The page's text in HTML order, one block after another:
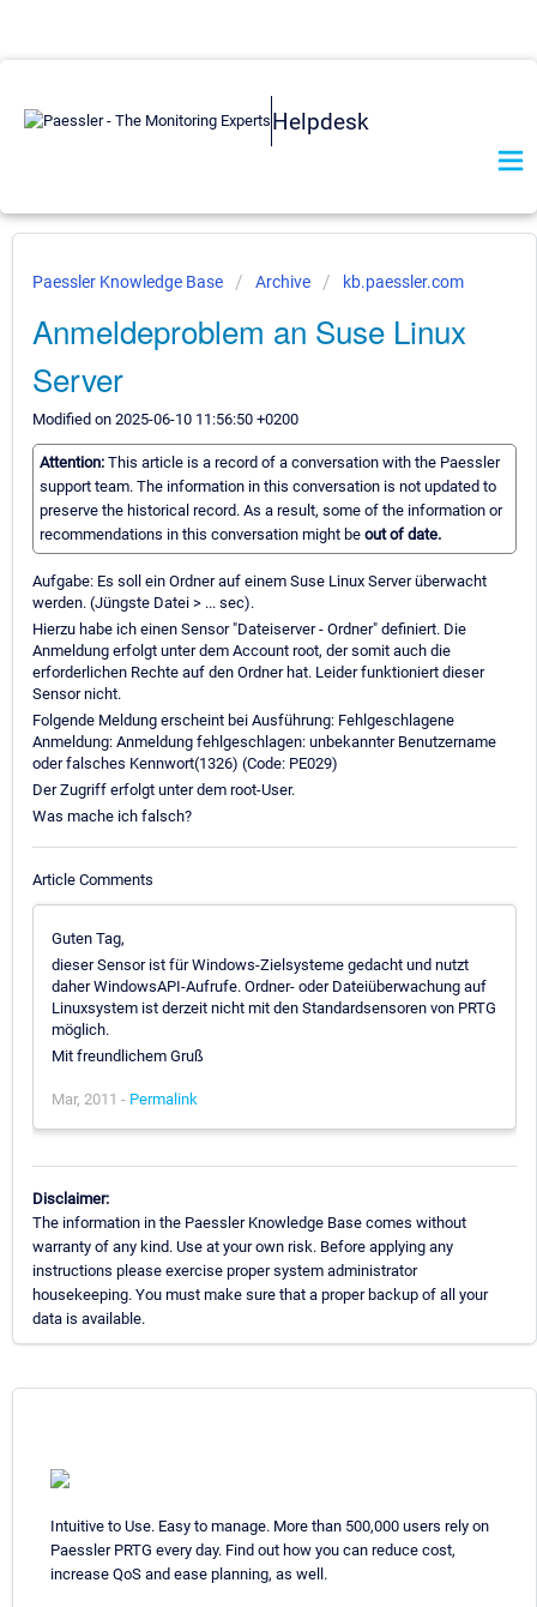
Helpdesk
Paessler Knowledge Base Archive kb.paessler.com
Anmeldeproblem an Suse Linux
Server
Modified on 2025-06-10 11:56:50 +0200
Attention: This article is a record of a conversation with the Paessler
support team. The information in this conversation is not updated to
preserve the historical record. As a result, some of the information or
recommendations in this conversation might be out of date.
Aufgabe: Es soll ein Ordner auf einem Suse Linux Server überwacht
werden. (Jüngste Datei > ... sec).
Hierzu habe ich einen Sensor "Dateiserver - Ordner" definiert. Die
Anmeldung erfolgt unter dem Account root, der somit auch die
erforderlichen Rechte auf den Ordner hat. Leider funktioniert dieser
Sensor nicht.
Folgende Meldung erscheint bei Ausführung: Fehlgeschlagene
Anmeldung: Anmeldung fehlgeschlagen: unbekannter Benutzername
oder falsches Kennwort(1326) (Code: PE029)
Der Zugriff erfolgt unter dem root-User.
Was mache ich falsch?
Article Comments
Guten Tag,
dieser Sensor ist für Windows-Zielsysteme gedacht und nutzt
daher WindowsAPI-Aufrufe. Ordner- oder Dateiüberwachung auf
Linuxsystem ist derzeit nicht mit den Standardsensoren von PRTG
möglich.
Mit freundlichem Gruß
Mar, 2011 - Permalink
Disclaimer:
The information in the Paessler Knowledge Base comes without
warranty of any kind. Use at your own risk. Before applying any
instructions please exercise proper system administrator
housekeeping. You must make sure that a proper backup of all your
data is available.
Intuitive to Use. Easy to manage. More than 500,000 users rely on
Paessler PRTG every day. Find out how you can reduce cost,
increase QoS and ease planning, as well.